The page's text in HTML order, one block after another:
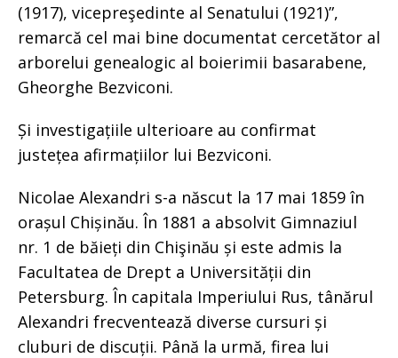
(1917), vicepreşedinte al Senatului (1921)”,
remarcă cel mai bine documentat cercetător al
arborelui genealogic al boierimii basarabene,
Gheorghe Bezviconi.
Și investigațiile ulterioare au confirmat
justețea afirmațiilor lui Bezviconi.
Nicolae Alexandri s-a născut la 17 mai 1859 în
orașul Chișinău. În 1881 a absolvit Gimnaziul
nr. 1 de băieți din Chişinău și este admis la
Facultatea de Drept a Universității din
Petersburg. În capitala Imperiului Rus, tânărul
Alexandri frecventează diverse cursuri și
cluburi de discuții. Până la urmă, firea lui